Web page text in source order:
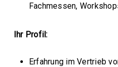
Fachmessen,
Ihr Profil:
Erfahrung im Vertrieb